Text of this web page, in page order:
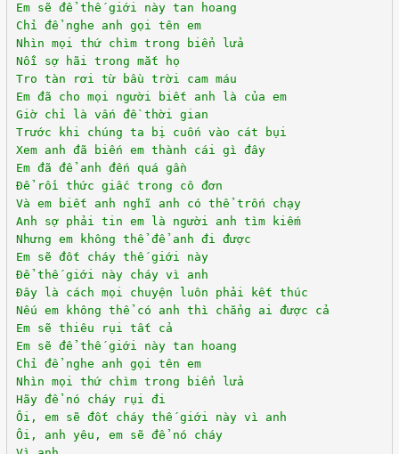
Em sẽ để thế giới này tan hoang
Chỉ để nghe anh gọi tên em
Nhìn mọi thứ chìm trong biển lửa
Nỗi sợ hãi trong mắt họ
Tro tàn rơi từ bầu trời cam máu
Em đã cho mọi người biết anh là của em
Giờ chỉ là vấn đề thời gian
Trước khi chúng ta bị cuốn vào cát bụi
Xem anh đã biến em thành cái gì đây
Em đã để anh đến quá gần
Để rồi thức giấc trong cô đơn
Và em biết anh nghĩ anh có thể trốn chạy
Anh sợ phải tin em là người anh tìm kiếm
Nhưng em không thể để anh đi được
Em sẽ đốt cháy thế giới này
Để thế giới này cháy vì anh
Đây là cách mọi chuyện luôn phải kết thúc
Nếu em không thể có anh thì chẳng ai được cả
Em sẽ thiêu rụi tất cả
Em sẽ để thế giới này tan hoang
Chỉ để nghe anh gọi tên em
Nhìn mọi thứ chìm trong biển lửa
Hãy để nó cháy rụi đi
Ôi, em sẽ đốt cháy thế giới này vì anh
Ôi, anh yêu, em sẽ để nó cháy